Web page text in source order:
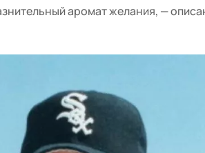
аромат желания, —